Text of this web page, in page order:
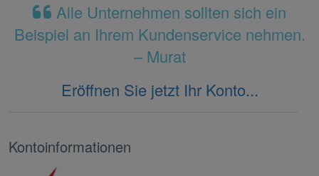
Alle Unternehmen sollten sich ein
Beispiel an Ihrem Kundenservice nehmen.
– Murat
Eröffnen Sie jetzt Ihr Konto...
Kontoinformationen